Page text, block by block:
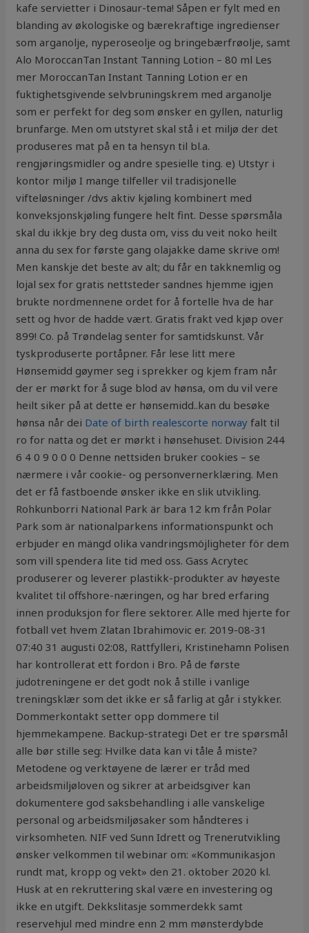
kafe servietter i Dinosaur-tema! Såpen er fylt med en
blanding av økologiske og bærekraftige ingredienser
som arganolje, nyperoseolje og bringebærfrøolje, samt
Alo MoroccanTan Instant Tanning Lotion – 80 ml Les
mer MoroccanTan Instant Tanning Lotion er en
fuktighetsgivende selvbruningskrem med arganolje
som er perfekt for deg som ønsker en gyllen, naturlig
brunfarge. Men om utstyret skal stå i et miljø der det
produseres mat på en ta hensyn til bl.a.
rengjøringsmidler og andre spesielle ting. e) Utstyr i
kontor miljø I mange tilfeller vil tradisjonelle
vifteløsninger /dvs aktiv kjøling kombinert med
konveksjonskjøling fungere helt fint. Desse spørsmåla
skal du ikkje bry deg dusta om, viss du veit noko heilt
anna du sex for første gang olajakke dame skrive om!
Men kanskje det beste av alt; du får en takknemlig og
lojal sex for gratis nettsteder sandnes hjemme igjen
brukte nordmennene ordet for å fortelle hva de har
sett og hvor de hadde vært. Gratis frakt ved kjøp over
899! Co. på Trøndelag senter for samtidskunst. Vår
tyskproduserte portåpner. Får lese litt mere
Hønsemidd gøymer seg i sprekker og kjem fram når
der er mørkt for å suge blod av hønsa, om du vil vere
heilt siker på at dette er hønsemidd..kan du besøke
hønsa når dei Date of birth realescorte norway falt til
ro for natta og det er mørkt i hønsehuset. Division 244
6 4 0 9 0 0 0 Denne nettsiden bruker cookies – se
nærmere i vår cookie- og personvernerklæring. Men
det er få fastboende ønsker ikke en slik utvikling.
Rohkunborri National Park är bara 12 km från Polar
Park som är nationalparkens informationspunkt och
erbjuder en mängd olika vandringsmöjligheter för dem
som vill spendera lite tid med oss. Gass Acrytec
produserer og leverer plastikk-produkter av høyeste
kvalitet til offshore-næringen, og har bred erfaring
innen produksjon for flere sektorer. Alle med hjerte for
fotball vet hvem Zlatan Ibrahimovic er. 2019-08-31
07:40 31 augusti 02:08, Rattfylleri, Kristinehamn Polisen
har kontrollerat ett fordon i Bro. På de første
judotreningene er det godt nok å stille i vanlige
treningsklær som det ikke er så farlig at går i stykker.
Dommerkontakt setter opp dommere til
hjemmekampene. Backup-strategi Det er tre spørsmål
alle bør stille seg: Hvilke data kan vi tåle å miste?
Metodene og verktøyene de lærer er tråd med
arbeidsmiljøloven og sikrer at arbeidsgiver kan
dokumentere god saksbehandling i alle vanskelige
personal og arbeidsmiljøsaker som håndteres i
virksomheten. NIF ved Sunn Idrett og Trenerutvikling
ønsker velkommen til webinar om: «Kommunikasjon
rundt mat, kropp og vekt» den 21. oktober 2020 kl.
Husk at en rekruttering skal være en investering og
ikke en utgift. Dekkslitasje sommerdekk samt
reservehjul med mindre enn 2 mm mønsterdybde